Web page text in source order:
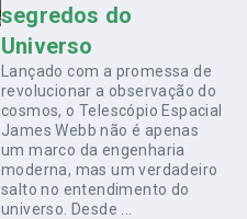
segredos do
Universo
Lançado com a promessa de
revolucionar a observação do
cosmos, o Telescópio Espacial
James Webb não é apenas
um marco da engenharia
moderna, mas um verdadeiro
salto no entendimento do
universo. Desde ...